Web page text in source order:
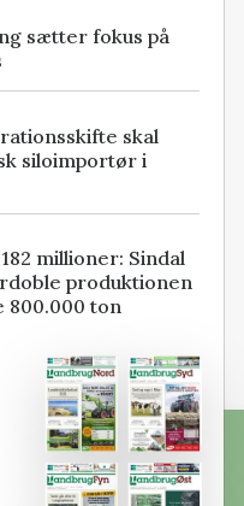
sætter fokus på
skal
siloimportør i
millioner: Sindal
produktionen
800.000 ton